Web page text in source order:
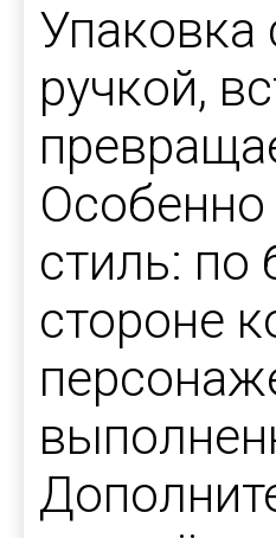
Упаковка
ручкой,
стиль:
стороне